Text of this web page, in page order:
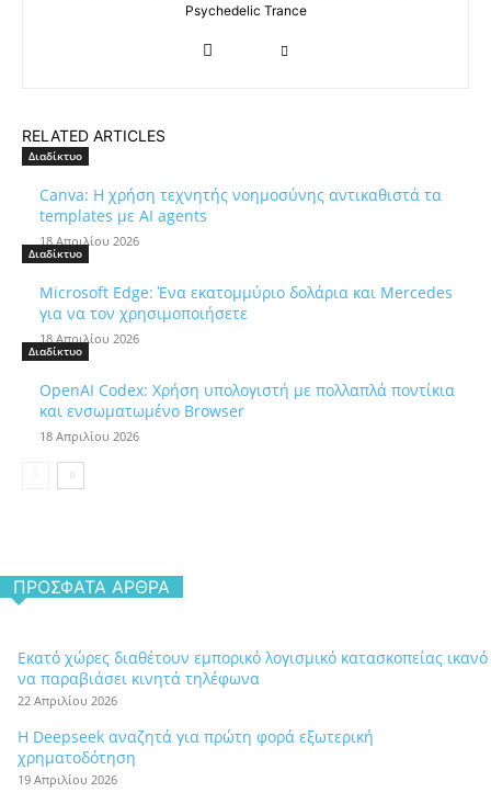
Psychedelic Trance
RELATED ARTICLES
Διαδίκτυο
Canva: Η χρήση τεχνητής νοημοσύνης αντικαθιστά τα
templates με AI agents
18 Απριλίου 2026
Διαδίκτυο
Microsoft Edge: Ένα εκατομμύριο δολάρια και Mercedes
για να τον χρησιμοποιήσετε
18 Απριλίου 2026
Διαδίκτυο
OpenAI Codex: Χρήση υπολογιστή με πολλαπλά ποντίκια
και ενσωματωμένο Browser
18 Απριλίου 2026
ΠΡΌΣΦΑΤΑ ΆΡΘΡΑ
Εκατό χώρες διαθέτουν εμπορικό λογισμικό κατασκοπείας ικανό
να παραβιάσει κινητά τηλέφωνα
22 Απριλίου 2026
Η Deepseek αναζητά για πρώτη φορά εξωτερική
χρηματοδότηση
19 Απριλίου 2026